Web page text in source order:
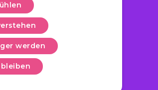
werden